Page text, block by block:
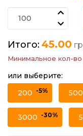
Итого:45.00
Минимальное кол-во
или выберите:
200 -5% 500
3000 -30%